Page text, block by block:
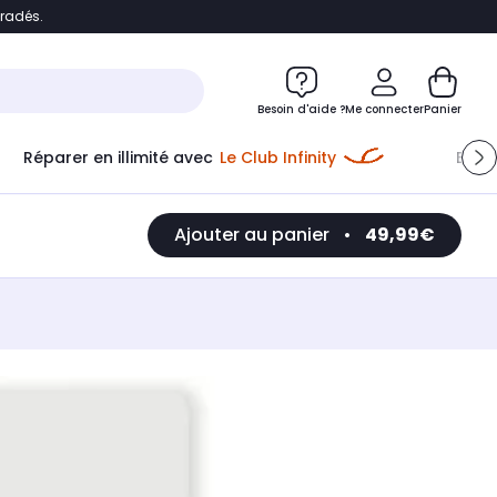
Accéder directement au chatbot
Besoin d'aide ?Me connecterPanier
Réparer en illimité avec Le Club Infinity
Ajouter au panier • 49,99€